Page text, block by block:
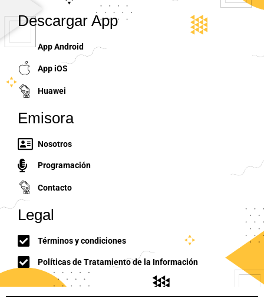
Descargar App
App Android
App iOS
Huawei
Emisora
Nosotros
Programación
Contacto
Legal
Términos y condiciones
Políticas de Tratamiento de la Información